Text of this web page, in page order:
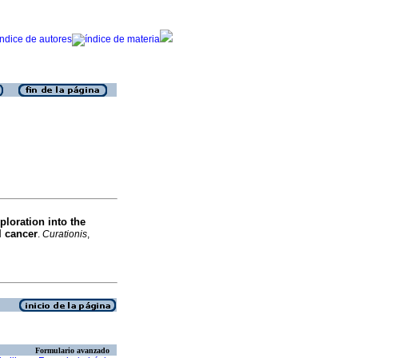
into the
cancer. Curationis,
Formulario avanzado